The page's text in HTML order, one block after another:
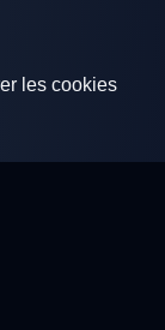
les cookies